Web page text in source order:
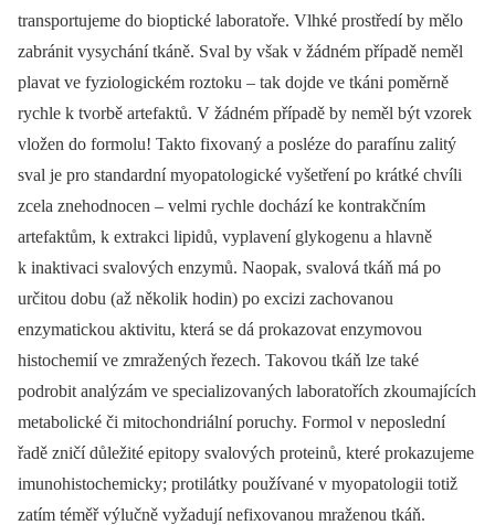
transportujeme do bio­ptické laboratoře. Vlhké prostředí by mělo
zabránit vysychání tkáně. Sval by však v žádném případě neměl
plavat ve fyziologickém roztoku –⁠ tak dojde ve tkáni poměrně
rychle k tvorbě artefaktů. V žádném případě by neměl být vzorek
vložen do formolu! Takto fixovaný a posléze do parafínu zalitý
sval je pro standardní myopatologické vyšetření po krátké chvíli
zcela znehodnocen –⁠ velmi rychle dochází ke kontrakčním
artefaktům, k extrakci lipidů, vyplavení glykogenu a hlavně
k inaktivaci svalových enzymů. Naopak, svalová tkáň má po
určitou dobu (až několik hodin) po excizi zachovanou
enzymatickou aktivitu, která se dá prokazovat enzymovou
histochemií ve zmražených řezech. Takovou tkáň lze také
podrobit analýzám ve specializovaných laboratořích zkoumajících
metabolické či mitochondriální poruchy. Formol v neposlední
řadě zničí důležité epitopy svalových proteinů, které prokazujeme
imunohistochemicky; protilátky používané v myopatologii totiž
zatím téměř výlučně vyžadují nefixovanou mraženou tkáň.